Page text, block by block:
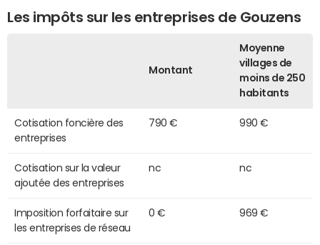
Les impôts sur les entreprises de Gouzens
Montant
Moyenne
villages de
moins de 250
habitants
Cotisation foncière des
entreprises
790 € 990 €
Cotisation sur la valeur
ajoutée des entreprises
nc nc
Imposition forfaitaire sur
les entreprises de réseau
0 € 969 €